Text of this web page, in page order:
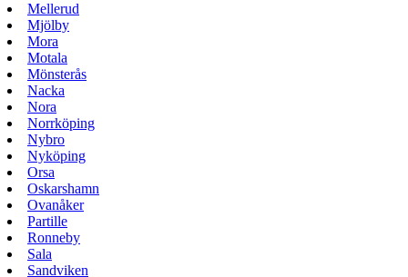
Mellerud
Mjölby
Mora
Motala
Mönsterås
Nacka
Nora
Norrköping
Nybro
Nyköping
Orsa
Oskarshamn
Ovanåker
Partille
Ronneby
Sala
Sandviken